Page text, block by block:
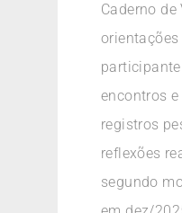
Caderno
encontros
registros
reflexões
segundo